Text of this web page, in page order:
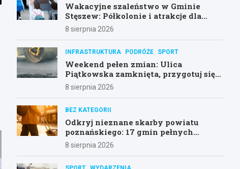
Wakacyjne szaleństwo w Gminie
Stęszew: Półkolonie i atrakcje dla
dzieci!
8 sierpnia 2026
INFRASTRUKTURA PODRÓŻE SPORT
Weekend pełen zmian: Ulica
Piątkowska zamknięta, przygotuj się
na objazdy!
8 sierpnia 2026
BEZ KATEGORII
Odkryj nieznane skarby powiatu
poznańskiego: 17 gmin pełnych
atrakcji!
8 sierpnia 2026